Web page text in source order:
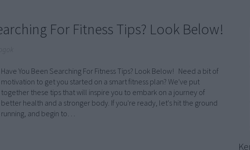
For Fitness Tips? Look Below!
Have You Been Searching For Fitness Tips? Look Below! Need a bit of
motivation to get you started on a smart fitness plan? We've put
together these tips that will inspire you to embark on a journey of
better health and a stronger body. If you're ready, let's hit the ground
running, and begin to…